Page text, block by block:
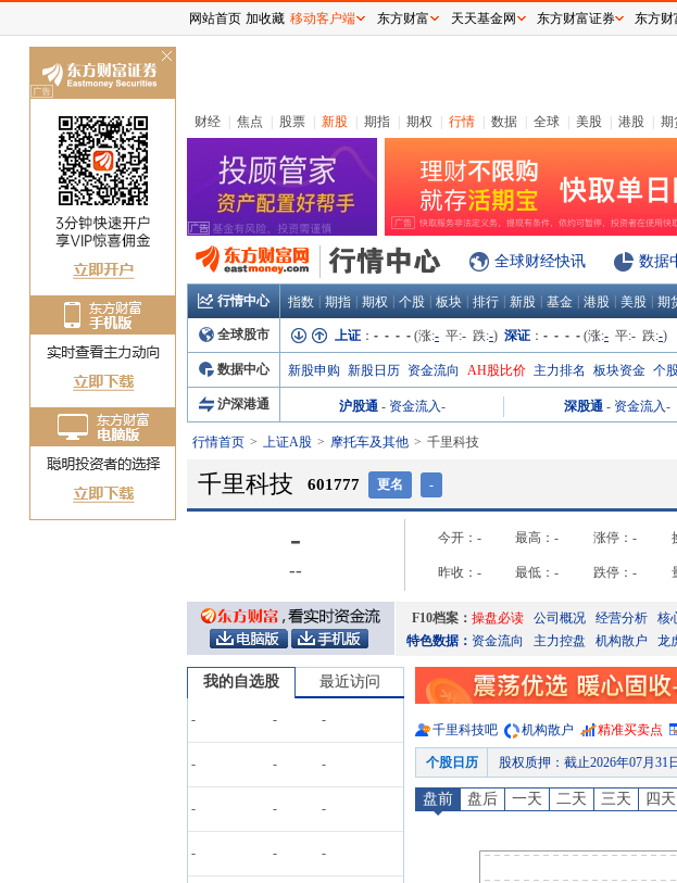
财经 焦点 股票 新股 期指 期权 行情 数据 全球 美股 港股 期
全球财经快讯 数据
行情中心 指数 期指 期权 个股 板块 排行 新股 基金 港股 美股 期
全球股市 上证 ： - - - - (涨:- 平:- 跌:-) 深证 ： - - - - (涨:- 平:- 跌:-)
数据中心 新股申购 新股日历 资金流向 AH股比价 主力排名 板块资金 个
沪深港通 沪股通 - 资金流入- 深股通 - 资金流入-
行情首页 上证A股 摩托车及其他 千里科技
千里科技 601777 更名 -
-
--
今开： - 最高： - 涨停： -
昨收： - 最低： - 跌停： -
F10档案： 操盘必读 公司概况 经营分析 核
特色数据： 资金流向 主力控盘 机构散户 龙
我的自选股 最近访问
- - -
- - -
- - -
- - -
千里科技吧 机构散户 精准买卖点
个股日历 股权质押 ： 截止2026年07月31
研报：2026年07月28日发布《
截止2026年07月24
股权质押：截止2026年07月17
盘前 盘后 一天 二天 三天 四天
网站首页 加收藏 移动客户端 东方财富 天天基金网 东方财富证券 东方财